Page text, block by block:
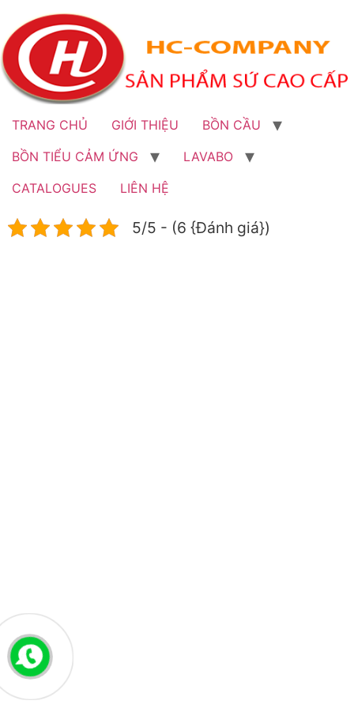
qua
đến
nội
dung
TRANG CHỦ GIỚI THIỆU
BỒN CẦU
BỒN TIỂU CẢM ỨNG
LAVABO
CATALOGUES
LIÊN HỆ
5/5 - (6 {Đánh giá})